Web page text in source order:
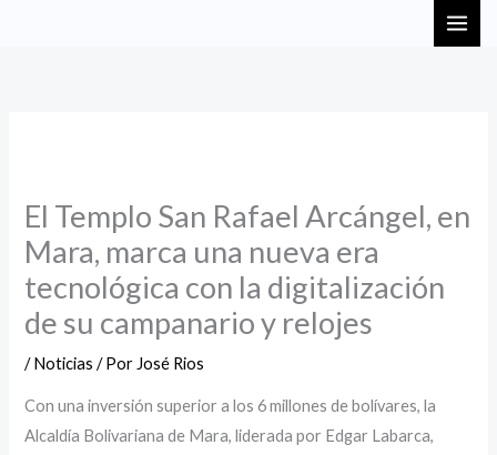
El Templo San Rafael Arcángel, en
Mara, marca una nueva era
tecnológica con la digitalización
de su campanario y relojes
/Noticias / Por José Rios
Con una inversión superior a los 6 millones de bolívares, la
Alcaldía Bolivariana de Mara, liderada por Edgar Labarca,